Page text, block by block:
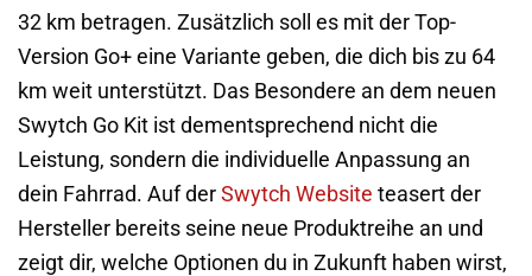
32 km betragen. Zusätzlich soll es mit der Top-
Version Go+ eine Variante geben, die dich bis zu 64
km weit unterstützt. Das Besondere an dem neuen
Swytch Go Kit ist dementsprechend nicht die
Leistung, sondern die individuelle Anpassung an
dein Fahrrad. Auf der Swytch Website teasert der
Hersteller bereits seine neue Produktreihe an und
zeigt dir, welche Optionen du in Zukunft haben wirst,